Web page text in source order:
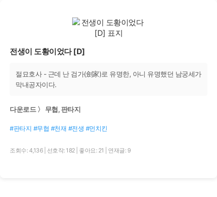
전생이 도황이었다 [D]
절묘호사 - 근데 난 검가(劍家)로 유명한, 아니 유명했던 남궁세가
막내공자이다.
다운로드 〉 무협, 판타지
#판타지 #무협 #천재 #전생 #먼치킨
조회수: 4,136 선호작: 182 좋아요: 21 연재글: 9